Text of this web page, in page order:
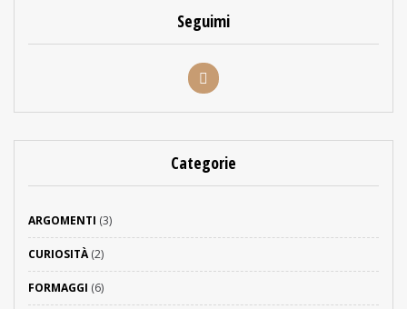
Seguimi
Categorie
ARGOMENTI (3)
CURIOSITÀ(2)
FORMAGGI (6)